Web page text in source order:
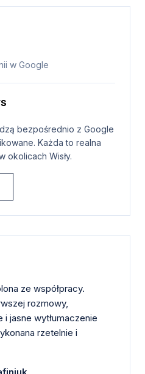
w Google
bezpośrednio z Google
Każda to realna
okolicach Wisły.
ze współpracy.
rozmowy,
jasne wytłumaczenie
rzetelnie i